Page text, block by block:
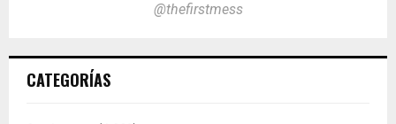
@thefirstmess
CATEGORÍAS